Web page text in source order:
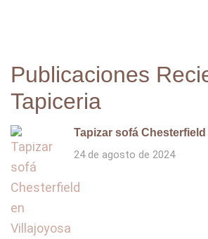
Publicaciones
Tapiceria
Tapizar sofá
24 de agosto de 2024